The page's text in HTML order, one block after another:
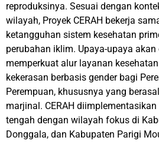
reproduksinya. Sesuai dengan
wilayah, Proyek CERAH bekerja
ketangguhan sistem kesehatan
perubahan iklim. Upaya-upaya
memperkuat alur layanan
kekerasan berbasis gender bagi
Perempuan, khususnya yang
marjinal. CERAH
tengah dengan wilayah fokus di
Donggala, dan Kabupaten Parigi